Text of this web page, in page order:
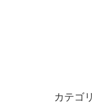
カテゴ